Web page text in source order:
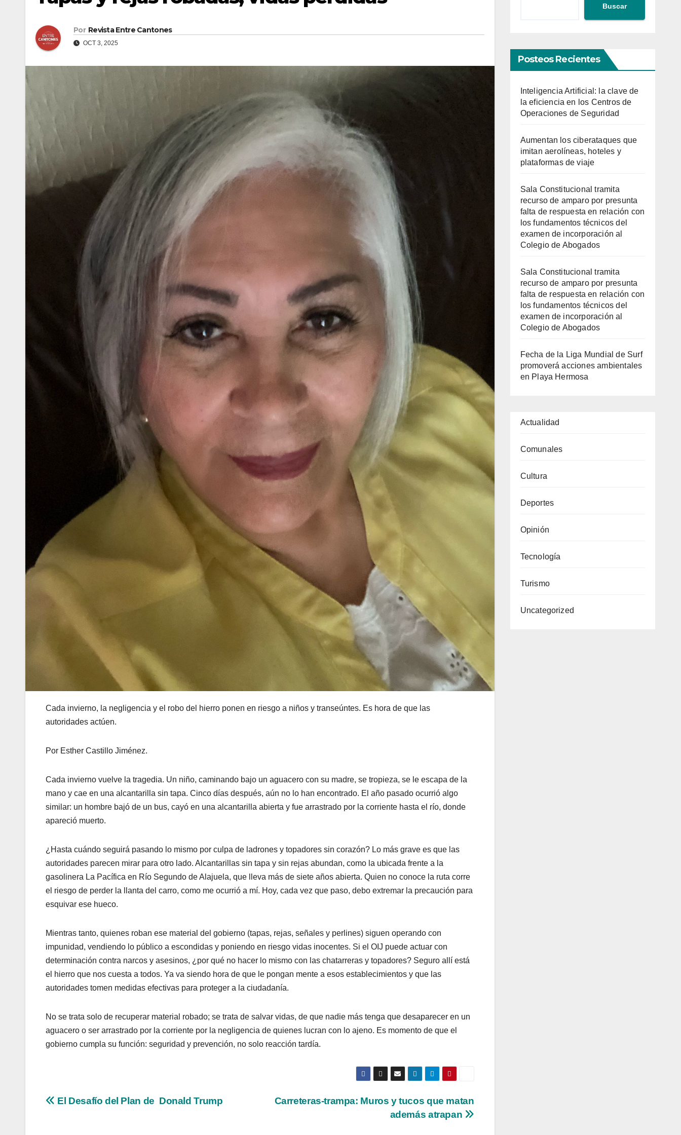
Por Revista Entre Cantones
OCT 3, 2025
Cada invierno, la negligencia y el robo del hierro ponen en riesgo a niños y transeúntes. Es hora de que las
autoridades actúen.
Por Esther Castillo Jiménez.
Cada invierno vuelve la tragedia. Un niño, caminando bajo un aguacero con su madre, se tropieza, se le escapa de la
mano y cae en una alcantarilla sin tapa. Cinco días después, aún no lo han encontrado. El año pasado ocurrió algo
similar: un hombre bajó de un bus, cayó en una alcantarilla abierta y fue arrastrado por la corriente hasta el río, donde
apareció muerto.
¿Hasta cuándo seguirá pasando lo mismo por culpa de ladrones y topadores sin corazón? Lo más grave es que las
autoridades parecen mirar para otro lado. Alcantarillas sin tapa y sin rejas abundan, como la ubicada frente a la
gasolinera La Pacífica en Río Segundo de Alajuela, que lleva más de siete años abierta. Quien no conoce la ruta corre
el riesgo de perder la llanta del carro, como me ocurrió a mí. Hoy, cada vez que paso, debo extremar la precaución para
esquivar ese hueco.
Mientras tanto, quienes roban ese material del gobierno (tapas, rejas, señales y perlines) siguen operando con
impunidad, vendiendo lo público a escondidas y poniendo en riesgo vidas inocentes. Si el OIJ puede actuar con
determinación contra narcos y asesinos, ¿por qué no hacer lo mismo con las chatarreras y topadores? Seguro allí está
el hierro que nos cuesta a todos. Ya va siendo hora de que le pongan mente a esos establecimientos y que las
autoridades tomen medidas efectivas para proteger a la ciudadanía.
No se trata solo de recuperar material robado; se trata de salvar vidas, de que nadie más tenga que desaparecer en un
aguacero o ser arrastrado por la corriente por la negligencia de quienes lucran con lo ajeno. Es momento de que el
gobierno cumpla su función: seguridad y prevención, no solo reacción tardía.
Navegación
Carreteras-trampa: Muros y tucos que matan
además atrapan
El Desafío del Plan de Donald Trump
Buscar
Posteos Recientes
Inteligencia Artificial: la clave de
la eficiencia en los Centros de
Operaciones de Seguridad
Aumentan los ciberataques que
imitan aerolíneas, hoteles y
plataformas de viaje
Sala Constitucional tramita
recurso de amparo por presunta
falta de respuesta en relación con
los fundamentos técnicos del
examen de incorporación al
Colegio de Abogados
Sala Constitucional tramita
recurso de amparo por presunta
falta de respuesta en relación con
los fundamentos técnicos del
examen de incorporación al
Colegio de Abogados
Fecha de la Liga Mundial de Surf
promoverá acciones ambientales
en Playa Hermosa
Actualidad
Comunales
Cultura
Deportes
Opinión
Tecnología
Turismo
Uncategorized